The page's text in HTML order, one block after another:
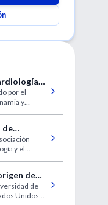
por el
y
de
y el
de
que
a la
de
Unidos